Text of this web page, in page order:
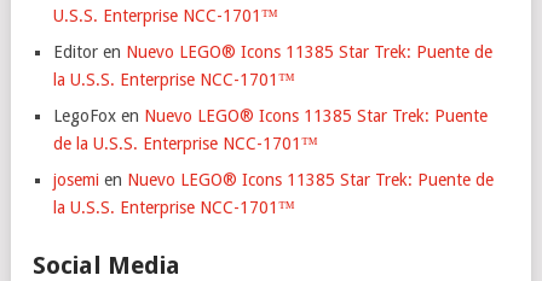
U.S.S. Enterprise NCC-1701™
Editor en Nuevo LEGO® Icons 11385 Star Trek: Puente de
la U.S.S. Enterprise NCC-1701™
LegoFox en Nuevo LEGO® Icons 11385 Star Trek: Puente
de la U.S.S. Enterprise NCC-1701™
josemi en Nuevo LEGO® Icons 11385 Star Trek: Puente de
la U.S.S. Enterprise NCC-1701™
Social Media